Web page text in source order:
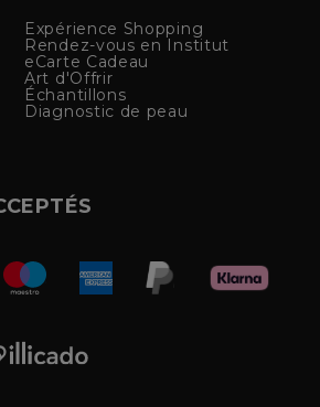
Expérience Shopping
Rendez-vous en Institut
eCarte Cadeau
Art d'Offrir
Échantillons
Diagnostic de peau